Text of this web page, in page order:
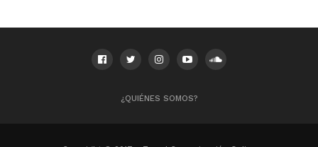
¿QUIÉNES SOMOS?